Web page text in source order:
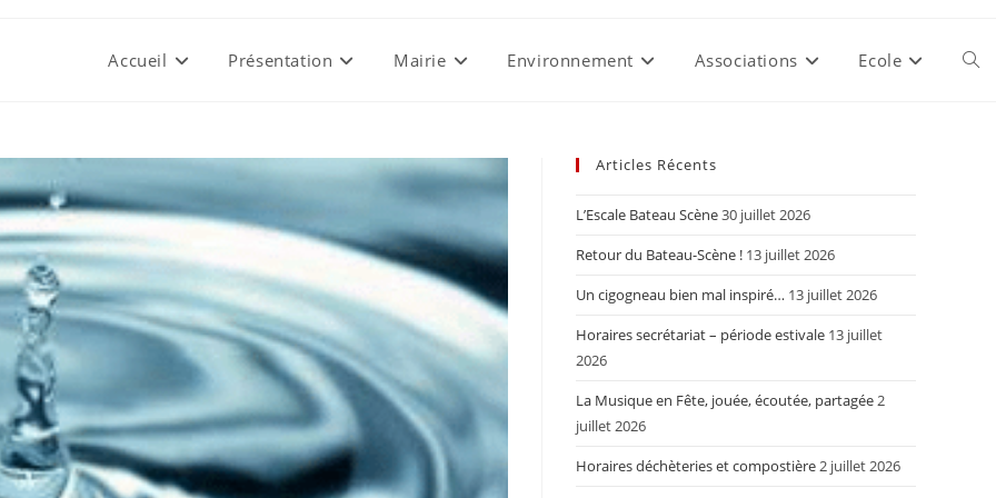
Accueil Présentation Mairie Environnement Associations Ecole
Articles Récents
L’Escale Bateau Scène30 juillet 2026
Retour du Bateau-Scène ! 13 juillet 2026
Un cigogneau bien mal inspiré… 13 juillet 2026
Horaires secrétariat – période estivale 13 juillet
2026
La Musique en Fête, jouée, écoutée, partagée2
juillet 2026
Horaires déchèteries et compostière2 juillet 2026